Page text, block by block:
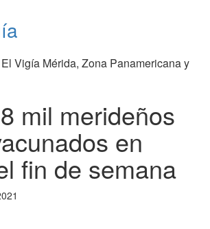
Vigía Mérida, Zona Panamericana y
mil merideños
en
fin de semana